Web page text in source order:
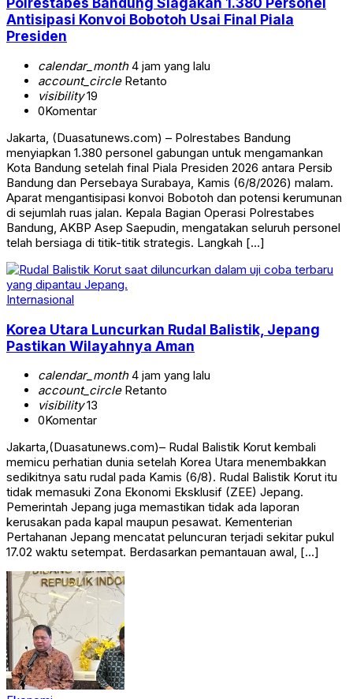
Antisipasi Konvoi Bobotoh Usai Final Piala
Presiden
calendar_month4 jam yang lalu
account_circleRetanto
visibility19
0Komentar
Jakarta, (Duasatunews.com) – Polrestabes Bandung
menyiapkan 1.380 personel gabungan untuk mengamankan
Kota Bandung setelah final Piala Presiden 2026 antara Persib
Bandung dan Persebaya Surabaya, Kamis (6/8/2026) malam.
Aparat mengantisipasi konvoi Bobotoh dan potensi kerumunan
di sejumlah ruas jalan. Kepala Bagian Operasi Polrestabes
Bandung, AKBP Asep Saepudin, mengatakan seluruh personel
telah bersiaga di titik-titik strategis. Langkah […]
Internasional
Korea Utara Luncurkan Rudal Balistik, Jepang
Pastikan Wilayahnya Aman
calendar_month4 jam yang lalu
account_circleRetanto
visibility13
0Komentar
Jakarta,(Duasatunews.com)– Rudal Balistik Korut kembali
memicu perhatian dunia setelah Korea Utara menembakkan
sedikitnya satu rudal pada Kamis (6/8). Rudal Balistik Korut itu
tidak memasuki Zona Ekonomi Eksklusif (ZEE) Jepang.
Pemerintah Jepang juga memastikan tidak ada laporan
kerusakan pada kapal maupun pesawat. Kementerian
Pertahanan Jepang mencatat peluncuran terjadi sekitar pukul
17.02 waktu setempat. Berdasarkan pemantauan awal, […]